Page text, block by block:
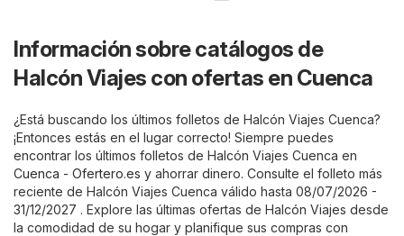
Información sobre catálogos de
Halcón Viajes con ofertas en Cuenca
¿Está buscando los últimos folletos de Halcón Viajes Cuenca?
¡Entonces estás en el lugar correcto! Siempre puedes
encontrar los últimos folletos de Halcón Viajes Cuenca en
Cuenca - Ofertero.es y ahorrar dinero. Consulte el folleto más
reciente de Halcón Viajes Cuenca válido hasta 08/07/2026 -
31/12/2027 . Explore las últimas ofertas de Halcón Viajes desde
la comodidad de su hogar y planifique sus compras con